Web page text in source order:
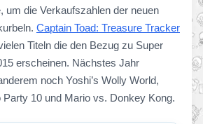
um die Verkaufszahlen der neuen
Captain Toad: Treasure Tracker
Titeln die den Bezug zu Super
erscheinen. Nächstes Jahr
noch Yoshi’s Wolly World,
10 und Mario vs. Donkey Kong.